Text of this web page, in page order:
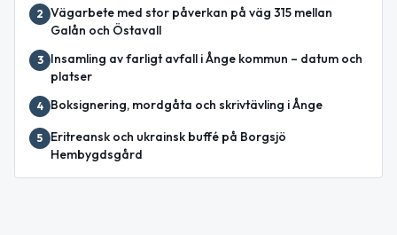
2 Vägarbete med stor påverkan på väg 315 mellan
Galån och Östavall
3
Insamling av farligt avfall i Ånge kommun – datum och
platser
4 Boksignering, mordgåta och skrivtävling i Ånge
5
Eritreansk och ukrainsk buffé på Borgsjö
Hembygdsgård